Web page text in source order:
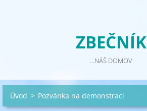
ZBEČNÍK
...NÁŠ DOMOV
Úvod > Pozvánka na demonstraci